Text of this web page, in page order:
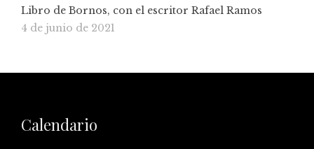
Libro de Bornos, con el escritor Rafael Ramos
4 de junio de 2021
Calendario